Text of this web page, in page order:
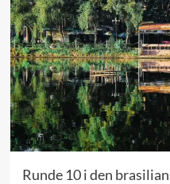
Runde 10 i den